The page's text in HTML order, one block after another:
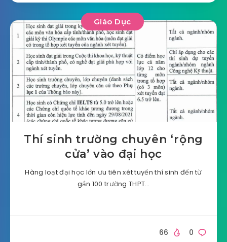
Giáo Dục
Thí sinh trường chuyên ‘rộng
cửa’ vào đại học
Hàng loạt đại học lớn ưu tiên xét tuyển thí sinh đến từ
gần 100 trường THPT…
0
66